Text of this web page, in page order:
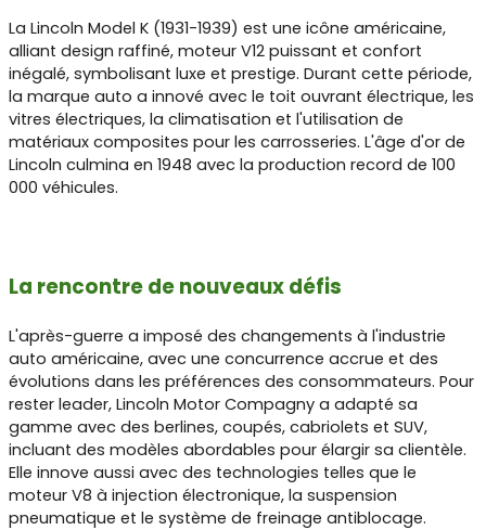
La Lincoln Model K (1931-1939) est une icône américaine,
alliant design raffiné, moteur V12 puissant et confort
inégalé, symbolisant luxe et prestige. Durant cette période,
la marque auto a innové avec le toit ouvrant électrique, les
vitres électriques, la climatisation et l'utilisation de
matériaux composites pour les carrosseries. L'âge d'or de
Lincoln culmina en 1948 avec la production record de 100
000 véhicules.
La rencontre de nouveaux défis
L'après-guerre a imposé des changements à l'industrie
auto américaine, avec une concurrence accrue et des
évolutions dans les préférences des consommateurs. Pour
rester leader, Lincoln Motor Compagny a adapté sa
gamme avec des berlines, coupés, cabriolets et SUV,
incluant des modèles abordables pour élargir sa clientèle.
Elle innove aussi avec des technologies telles que le
moteur V8 à injection électronique, la suspension
pneumatique et le système de freinage antiblocage.